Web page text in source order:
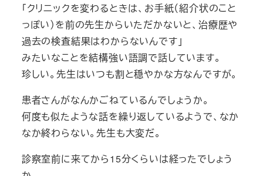
「クリニックを変わるときは、お手紙（紹介状のこと
っぽい）を前の先生からいただかないと、治療歴や
過去の検査結果はわからないんです」
みたいなことを結構強い語調で話しています。
珍しい。先生はいつも割と穏やかな方なんですが。
患者さんがなんかごねているんでしょうか。
何度も似たような話を繰り返しているようで、なか
なか終わらない。先生も大変だ。
診察室前に来てから15分くらいは経ったでしょう